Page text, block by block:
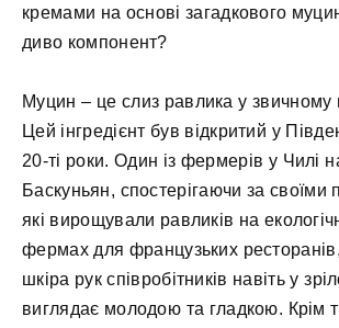
кремами на основі загадкового
диво компонент?
Муцин – це слиз равлика у звичному
Цей інгредієнт був відкритий у
20-ті роки. Один із фермерів у Чилі
Баскуньян, спостерігаючи за своїми
які вирощували равликів на
фермах для французьких
шкіра рук співробітників навіть у
виглядає молодою та гладкою. Крім